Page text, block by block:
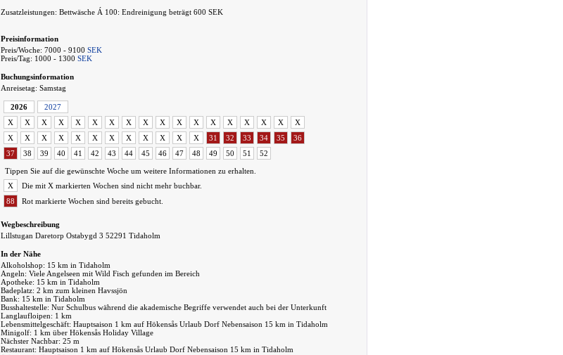
Zusatzleistungen: Bettwäsche Á 100: Endreinigung beträgt 600 SEK
Preisinformation
Preis/Woche: 7000 - 9100 SEK
Preis/Tag: 1000 - 1300 SEK
Buchungsinformation
Anreisetag: Samstag
2026
2027
X
X X X X X X X X X X X X X X X X
X
X
X X X X X X X X X X X 31 32 33 34 35
36
37
38 39 40 41 42 43 44 45 46 47 48 49 50 51 52
Tippen Sie auf die gewünschte Woche um weitere Informationen zu erhalten.
X
Die mit X markierten Wochen sind nicht mehr buchbar.
88
Rot markierte Wochen sind bereits gebucht.
Wegbeschreibung
Lillstugan Daretorp Ostabygd 3 52291 Tidaholm
In der Nähe
Alkoholshop: 15 km in Tidaholm
Angeln: Viele Angelseen mit Wild Fisch gefunden im Bereich
Apotheke: 15 km in Tidaholm
Badeplatz: 2 km zum kleinen Havssjön
Bank: 15 km in Tidaholm
Busshaltestelle: Nur Schulbus während die akademische Begriffe verwendet auch bei der Unterkunft
Langlaufloipen: 1 km
Lebensmittelgeschäft: Hauptsaison 1 km auf Hökensås Urlaub Dorf Nebensaison 15 km in Tidaholm
Minigolf: 1 km über Hökensås Holiday Village
Nächster Nachbar: 25 m
Restaurant: Hauptsaison 1 km auf Hökensås Urlaub Dorf Nebensaison 15 km in Tidaholm